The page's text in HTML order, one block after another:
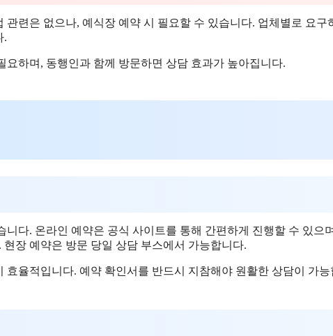
련은 없으나, 예식장 예약 시 필요할 수 있습니다. 업체별로 요구
.
하며, 동행인과 함께 방문하면 상담 효과가 높아집니다.
다. 온라인 예약은 공식 사이트를 통해 간편하게 진행할 수 있으
장 예약은 방문 당일 상담 부스에서 가능합니다.
율적입니다. 예약 확인서를 반드시 지참해야 원활한 상담이 가능